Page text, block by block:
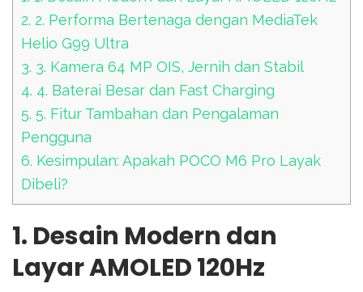
2. 2. Performa Bertenaga dengan MediaTek
Helio G99 Ultra
3. 3. Kamera 64 MP OIS, Jernih dan Stabil
4. 4. Baterai Besar dan Fast Charging
5. 5. Fitur Tambahan dan Pengalaman
Pengguna
6. Kesimpulan: Apakah POCO M6 Pro Layak
Dibeli?
1. Desain Modern dan
Layar AMOLED 120Hz